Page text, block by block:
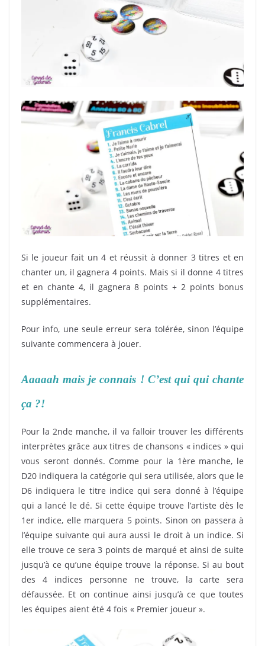
Si le joueur fait un 4 et réussit à donner 3 titres et en
chanter un, il gagnera 4 points. Mais si il donne 4 titres
et en chante 4, il gagnera 8 points + 2 points bonus
supplémentaires.
Pour info, une seule erreur sera tolérée, sinon l’équipe
suivante commencera à jouer.
Aaaaah mais je connais ! C’est qui qui chante
ça ?!
Pour la 2nde manche, il va falloir trouver les différents
interprètes grâce aux titres de chansons « indices » qui
vous seront donnés. Comme pour la 1ère manche, le
D20 indiquera la catégorie qui sera utilisée, alors que le
D6 indiquera le titre indice qui sera donné à l’équipe
qui a lancé le dé. Si cette équipe trouve l’artiste dès le
1er indice, elle marquera 5 points. Sinon on passera à
l’équipe suivante qui aura aussi le droit à un indice. Si
elle trouve ce sera 3 points de marqué et ainsi de suite
jusqu’à ce qu’une équipe trouve la réponse. Si au bout
des 4 indices personne ne trouve, la carte sera
défaussée. Et on continue ainsi jusqu’à ce que toutes
les équipes aient été 4 fois « Premier joueur ».